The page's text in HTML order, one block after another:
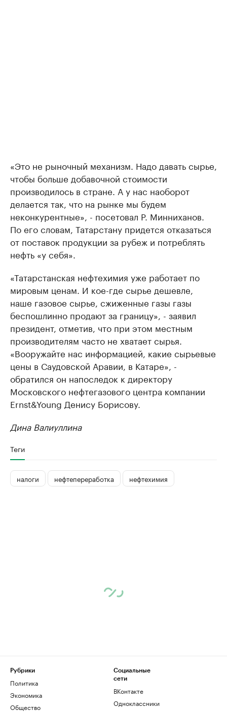
«Это не рыночный механизм. Надо давать сырье,
чтобы больше добавочной стоимости
производилось в стране. А у нас наоборот
делается так, что на рынке мы будем
неконкурентные», - посетовал Р. Минниханов.
По его словам, Татарстану придется отказаться
от поставок продукции за рубеж и потреблять
нефть «у себя».
«Татарстанская нефтехимия уже работает по
мировым ценам. И кое-где сырье дешевле,
наше газовое сырье, сжиженные газы газы
беспошлинно продают за границу», - заявил
президент, отметив, что при этом местным
производителям часто не хватает сырья.
«Вооружайте нас информацией, какие сырьевые
цены в Саудовской Аравии, в Катаре», -
обратился он напоследок к директору
Московского нефтегазового центра компании
Ernst&Young Денису Борисову.
Дина Валиуллина
Теги
налоги нефтепереработка нефтехимия
Рубрики
Политика
Экономика
Общество
Социальные
сети
ВКонтакте
Одноклассники